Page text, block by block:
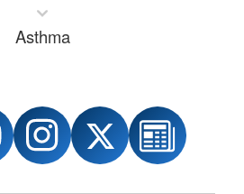
Asthma